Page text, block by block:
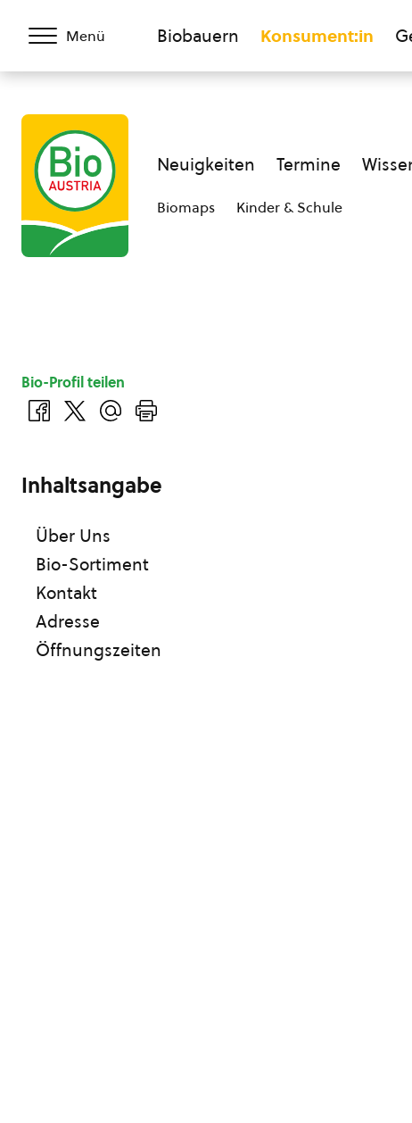
Menü Biobauern Konsument:in
Neuigkeiten Termine
Biomaps Kinder & Schule
Bio-Profil teilen
Inhaltsangabe
Über Uns
Bio-Sortiment
Kontakt
Adresse
Öffnungszeiten